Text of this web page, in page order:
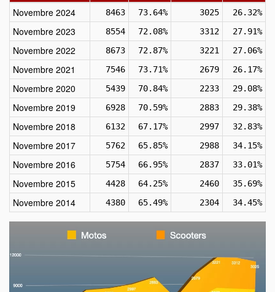
Novembre 2024
8463 73.64% 3025 26.32%
Novembre 2023 8554 72.08% 3312 27.91%
Novembre 2022 8673 72.87% 3221 27.06%
Novembre 2021 7546 73.71% 2679 26.17%
Novembre 2020 5439 70.84% 2233 29.08%
Novembre 2019 6928 70.59% 2883 29.38%
Novembre 2018 6132 67.17% 2997 32.83%
Novembre 2017 5762 65.85% 2988 34.15%
Novembre 2016 5754 66.95% 2837 33.01%
Novembre 2015 4428 64.25% 2460 35.69%
Novembre 2014 4380 65.49% 2304 34.45%